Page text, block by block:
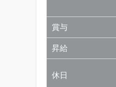
賞与
昇給
休日